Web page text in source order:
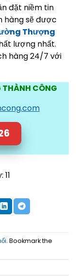
đặt niềm tin
hàng sẽ được
Thượng
lượng nhất.
hàng 24/7 với
THÀNH CÔNG
11
. Bookmark the